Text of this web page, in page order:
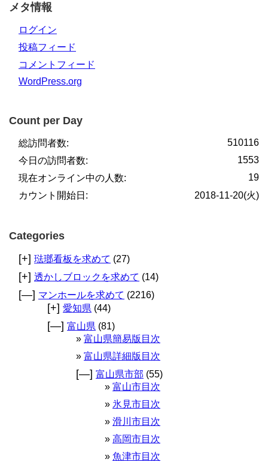
メタ情報
ログイン
投稿フィード
コメントフィード
WordPress.org
Count per Day
510116
総訪問者数:
1553
今日の訪問者数:
19
現在オンライン中の人数:
2018-11-20(火)
カウント開始日:
Categories
[+] 琺瑯看板を求めて (27)
[+] 透かしブロックを求めて (14)
[—] マンホールを求めて (2216)
[+] 愛知県 (44)
[—] 富山県 (81)
富山県簡易版目次
富山県詳細版目次
[—] 富山県市部 (55)
富山市目次
氷見市目次
滑川市目次
高岡市目次
魚津市目次